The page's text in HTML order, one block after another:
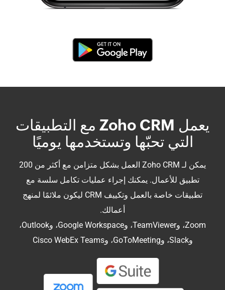
يعمل Zoho CRM مع التطبيقات
التي تحبّها وتستخدمها يوميًا
يمكن لـ Zoho CRM العمل بشكل متزامن مع أكثر من 200
تطبيق للأعمال. يمكنك إجراء عمليات تكامل سلسة مع
تطبيقات خاصة بالعمل وتكييف CRM ليكون ملائمًا لمنهج
أعمالك.
Zoom، وTeamViewer، وGoogle Workspace، وOutlook،
وSlack، وGoToMeeting، وCisco WebEx Teams